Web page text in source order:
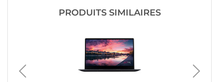
PRODUITS SIMILAIRES